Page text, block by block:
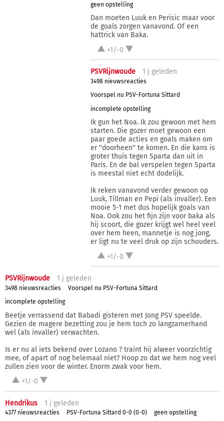
geen opstelling
Dan moeten Luuk en Perisic maar voor
de goals zorgen vanavond. Of een
hattrick van Baka.
+1/-0
PSVRijnwoude 1 j geleden
3498 nieuwsreacties
Voorspel nu PSV-Fortuna Sittard
incomplete opstelling
Ik gun het Noa. Ik zou gewoon met hem
starten. Die gozer moet gewoon een
paar goede acties en goals maken om
er ''doorheen'' te komen. En die kans is
groter thuis tegen Sparta dan uit in
Paris. En de bal verspelen tegen Sparta
is meestal niet echt dodelijk.
Ik reken vanavond verder gewoon op
Luuk, Tillman en Pepi (als invaller). Een
mooie 5-1 met dus hopelijk goals van
Noa. Ook zou het fijn zijn voor baka als
hij scoort, die gozer krijgt wel heel veel
over hem heen, mannetje is nog jong,
er ligt nu te veel druk op zijn schouders.
+1/-0
PSVRijnwoude 1 j geleden
3498 nieuwsreacties
Voorspel nu PSV-Fortuna Sittard
incomplete opstelling
Beetje verrassend dat Babadi gisteren met Jong PSV speelde.
Gezien de magere bezetting zou je hem toch zo langzamerhand
wel (als invaller) verwachten.
Is er nu al iets bekend over Lozano ? traint hij alweer voorzichtig
mee, of apart of nog helemaal niet? Hoop zo dat we hem nog veel
zullen zien voor de winter. Enorm zwak voor hem.
+1/-0
Hendrikus 1 j geleden
4377 nieuwsreacties PSV-Fortuna Sittard 0-0 (0-0) geen opstelling